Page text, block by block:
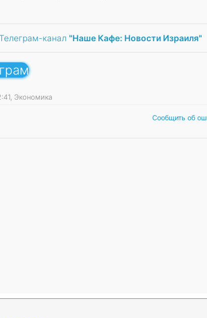
канал "Наше Кафе: Новости Израиля"
Экономика
Сообщить об